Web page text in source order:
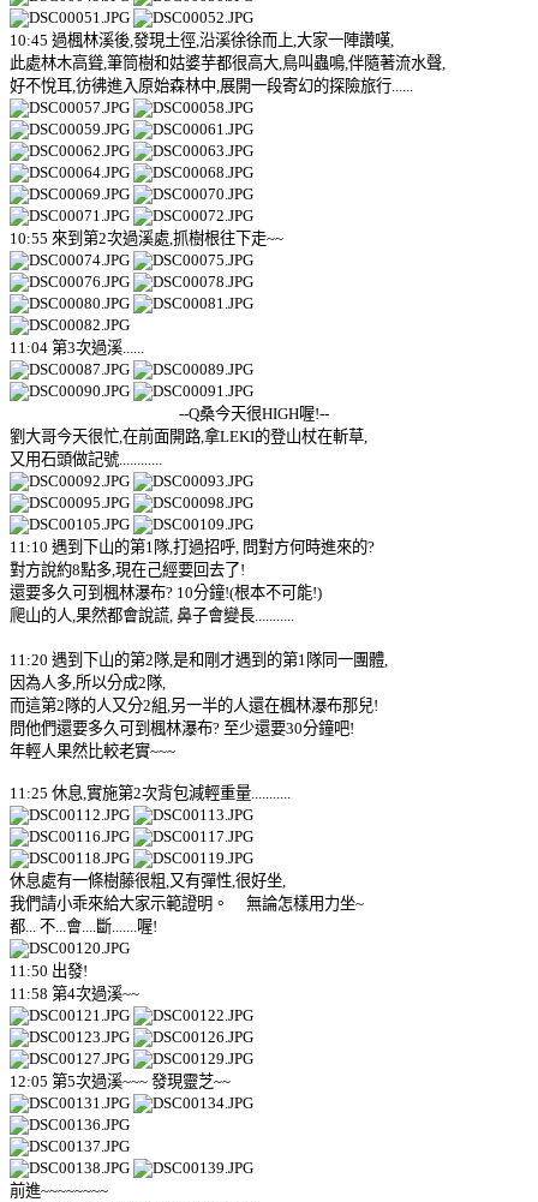
10:45 過楓林溪後,發現土徑,沿溪徐徐而上,大家一陣讚嘆,
此處林木高聳,筆筒樹和姑婆芋都很高大,鳥叫蟲鳴,伴隨著流水聲,
好不悅耳,彷彿進入原始森林中,展開一段寄幻的探險旅行......
10:55 來到第2次過溪處,抓樹根往下走~~
11:04 第3次過溪......
--Q桑今天很HIGH喔!--
劉大哥今天很忙,在前面開路,拿LEKI的登山杖在斬草,
又用石頭做記號............
11:10 遇到下山的第1隊,打過招呼, 問對方何時進來的?
對方說約8點多,現在己經要回去了!
還要多久可到楓林瀑布? 10分鐘!(根本不可能!)
爬山的人,果然都會說謊, 鼻子會變長...........
11:20 遇到下山的第2隊,是和剛才遇到的第1隊同一團體,
因為人多,所以分成2隊,
而這第2隊的人又分2組,另一半的人還在楓林瀑布那兒!
問他們還要多久可到楓林瀑布? 至少還要30分鐘吧!
年輕人果然比較老實~~~
11:25 休息,實施第2次背包減輕重量...........
休息處有一條樹藤很粗,又有彈性,很好坐,
我們請小乖來給大家示範證明。 無論怎樣用力坐~
都... 不...會....斷.......喔!
11:50 出發!
11:58 第4次過溪~~
12:05 第5次過溪~~~ 發現靈芝~~
前進~~~~~~~~